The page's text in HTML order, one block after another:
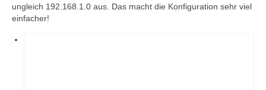
ungleich 192.168.1.0 aus. Das macht die Konfiguration sehr viel
einfacher!